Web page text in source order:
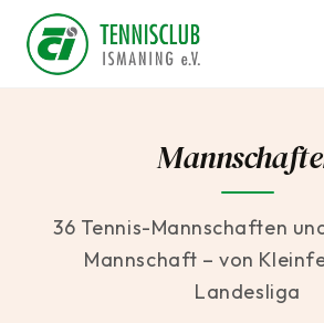
36 Tennis-Mannschaften
Mannschaft – von
Landesliga